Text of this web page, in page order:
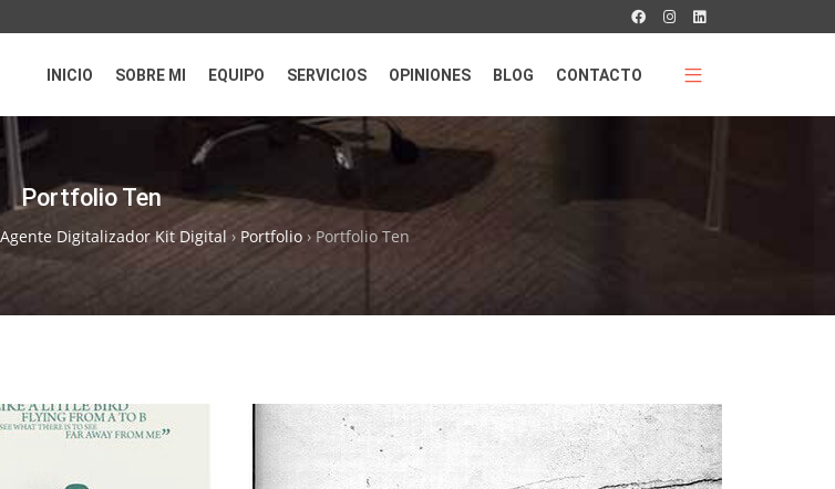
INICIO SOBRE MI EQUIPO SERVICIOS OPINIONES BLOG CONTACTO
Portfolio Ten
Digitalizador Kit Digital › Portfolio › Portfolio Ten